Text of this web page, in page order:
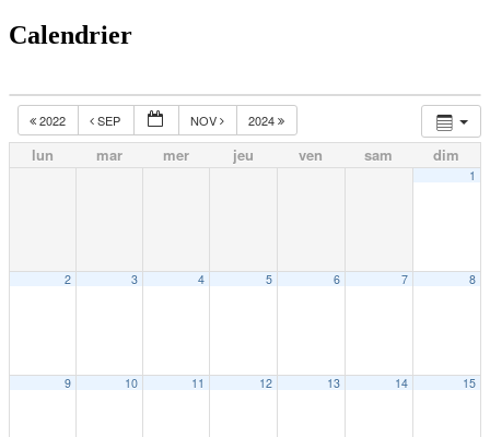
Calendrier
2022 SEP NOV 2024
lun mar mer jeu ven sam dim
1
2 3 4 5 6 7 8
9 10 11 12 13 14 15